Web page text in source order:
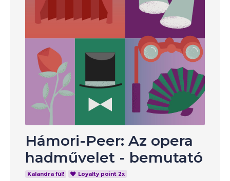
Hámori-Peer: Az opera
hadművelet - bemutató
Kalandra fül! Loyalty point 2x